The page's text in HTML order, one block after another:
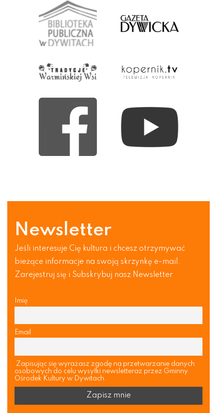
Newsletter
Jeśli interesuje Cię kultura i chcesz otrzymywać
bieżące informacje na swoją skrzynkę e-mail.
Zarejestruj się i Subskrybuj nasz Newsletter
Imię
Email
Zapisując się wyrażasz zgodę na przetwarzanie danych
osobowych do celu wysyłki newsletteraz przez Gminny
Ośrodek Kultury w Dywitach.